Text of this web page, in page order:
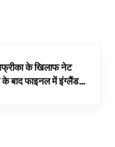
के खिलाफ नेट
के बाद फाइनल में इंग्लैंड